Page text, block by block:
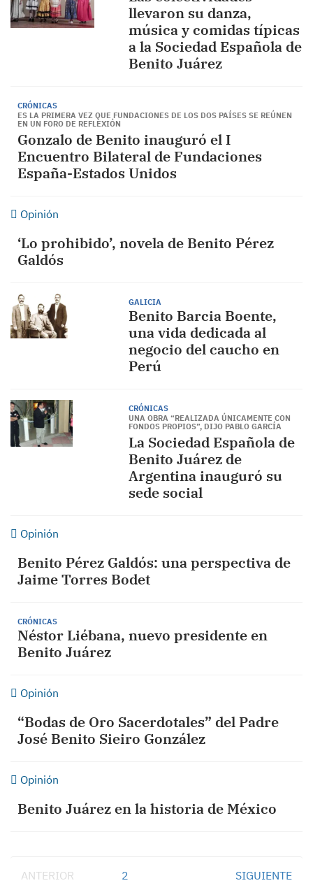
llevaron su danza,
música y comidas típicas
a la Sociedad Española de
Benito Juárez
CRÓNICAS
ES LA PRIMERA VEZ QUE FUNDACIONES DE LOS DOS PAÍSES SE REÚNEN
EN UN FORO DE REFLEXIÓN
Gonzalo de Benito inauguró el I
Encuentro Bilateral de Fundaciones
España-Estados Unidos
Opinión
‘Lo prohibido’, novela de Benito Pérez
Galdós
GALICIA
Benito Barcia Boente,
una vida dedicada al
negocio del caucho en
Perú
CRÓNICAS
UNA OBRA “REALIZADA ÚNICAMENTE CON
FONDOS PROPIOS”, DIJO PABLO GARCÍA
La Sociedad Española de
Benito Juárez de
Argentina inauguró su
sede social
Opinión
Benito Pérez Galdós: una perspectiva de
Jaime Torres Bodet
CRÓNICAS
Néstor Liébana, nuevo presidente en
Benito Juárez
Opinión
“Bodas de Oro Sacerdotales” del Padre
José Benito Sieiro González
Opinión
Benito Juárez en la historia de México
ANTERIOR 2 SIGUIENTE